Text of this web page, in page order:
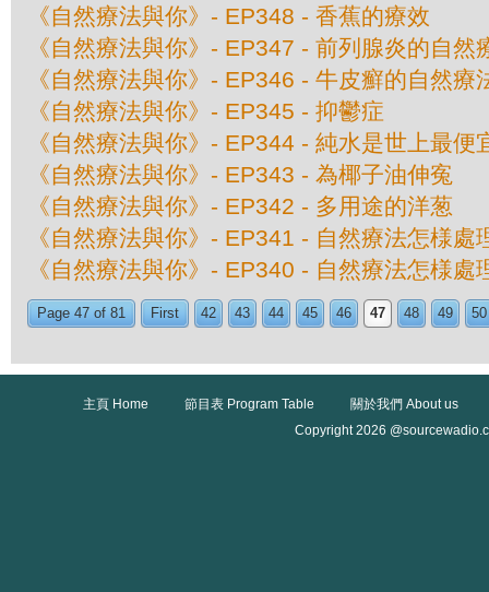
《自然療法與你》- EP348 - 香蕉的療效
《自然療法與你》- EP347 - 前列腺炎的自然
《自然療法與你》- EP346 - 牛皮癬的自然療
《自然療法與你》- EP345 - 抑鬱症
《自然療法與你》- EP344 - 純水是世上最便
《自然療法與你》- EP343 - 為椰子油伸寃
《自然療法與你》- EP342 - 多用途的洋葱
《自然療法與你》- EP341 - 自然療法怎様處
《自然療法與你》- EP340 - 自然療法怎様處
Page 47 of 81 First 42 43 44 45 46 47 48 49 50
主頁 Home 節目表 Program Table
關於我們 About us
Copyright 2026